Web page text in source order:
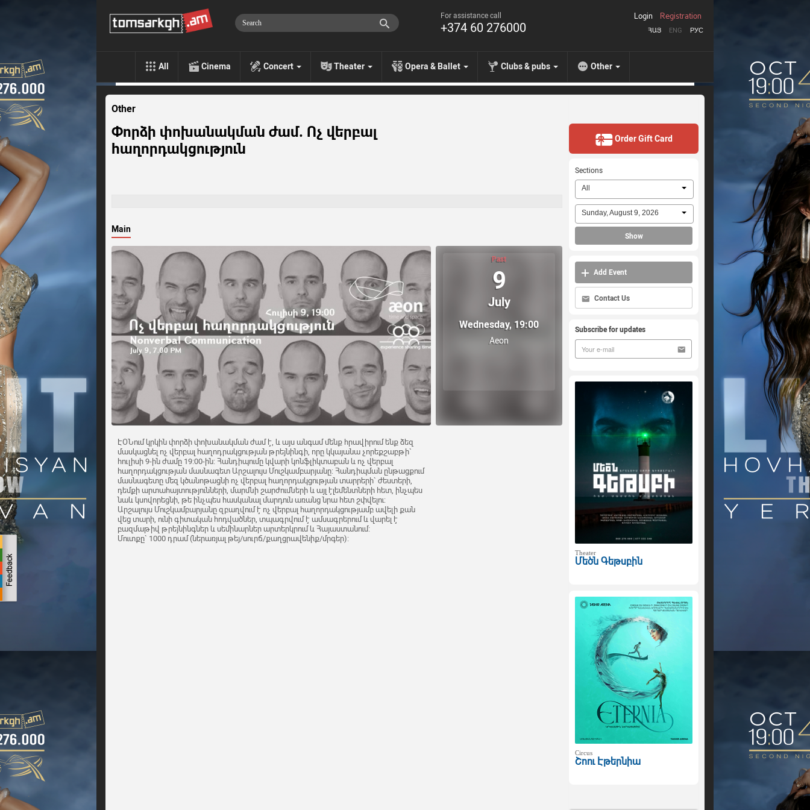
For assistance call
+374 60 276000 ՀԱՅ ENG РУС
Login Registration
All Cinema Concert Theater Opera & Ballet Clubs & pubs Other
Other
Փորձի փոխանակման ժամ. Ոչ վերբալ
հաղորդակցություն
Main
Past
9
July
Wednesday, 19:00
Aeon
ԷՕՆում կրկին փորձի փոխանակման ժամ է, և այս անգամ մենք հրավիրում ենք ձեզ
մասկացնել ոչ վերբալ հաղոդրակցության թրեյնինգի, որը կկայանա չորեքշաբթի`
հուլիսի 9-ին ժամը 19:00-ին: Հանդիպումը կվարի կոնֆլիկտաբան և ոչ վերբալ
հաղորդակցության մասնագետ Արշալույս Մուշկամբարյանը: Հանդիպման ընթացքում
մասնագետը մեզ կծանոթացնի ոչ վերբալ հաղորդակցության տարրերի` ժեստերի,
դեմքի արտահայտությունների, մարմնի շարժումների և այլ էլեմենտների հետ, ինչպես
նաև կսովորեցնի, թե ինչպես հասկանալ մարդուն առանց նրա հետ շփվելու:
Արշալույս Մուշկամբարյանը զբաղվում է ոչ վերբալ հաղորդակցությամբ ավելի քան
վեց տարի, ունի գիտական հոդվածներ, տպագրվում է ամսագրերում և վարել է
բազմաթիվ թրեյնինգներ և սեմինարներ արտերկրում և Հայաստանում:
Մուտքը` 1000 դրամ (ներառյալ թեյ/սուրճ/քաղցրավենիք/մրգեր):
Order Gift Card
Sections
All
Sunday, August 9, 2026
Show
Add Event
Contact Us
Subscribe for updates
Theater
Մեծն Գեթսբին
Circus
Շոու Էթերնիա